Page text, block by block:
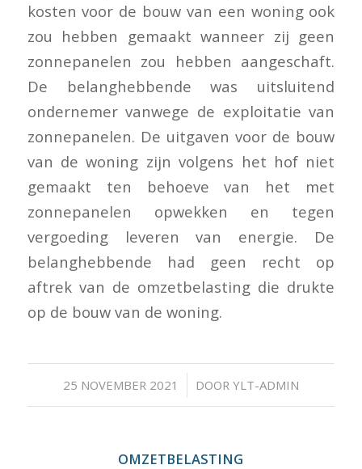
kosten voor de bouw van een woning ook
zou hebben gemaakt wanneer zij geen
zonnepanelen zou hebben aangeschaft.
De belanghebbende was uitsluitend
ondernemer vanwege de exploitatie van
zonnepanelen. De uitgaven voor de bouw
van de woning zijn volgens het hof niet
gemaakt ten behoeve van het met
zonnepanelen opwekken en tegen
vergoeding leveren van energie. De
belanghebbende had geen recht op
aftrek van de omzetbelasting die drukte
op de bouw van de woning.
25 NOVEMBER 2021
/ DOOR YLT-ADMIN
OMZETBELASTING